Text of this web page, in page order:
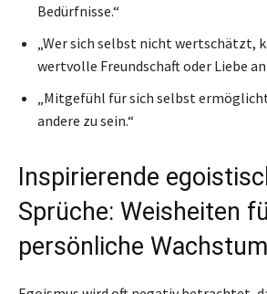
Bedürfnisse.“
„Wer sich selbst nicht wertschätzt,
wertvolle Freundschaft oder Liebe
„Mitgefühl für sich selbst
andere zu sein.“
Inspirierende
Sprüche: Weisheiten
persönliche Wachstum